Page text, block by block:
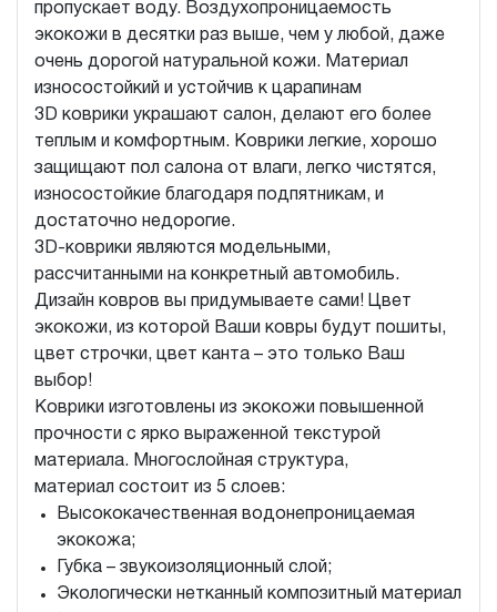
пропускает воду. Воздухопроницаемость
экокожи в десятки раз выше, чем у любой, даже
очень дорогой натуральной кожи. Материал
износостойкий и устойчив к царапинам
3D коврики украшают салон, делают его более
теплым и комфортным. Коврики легкие, хорошо
защищают пол салона от влаги, легко чистятся,
износостойкие благодаря подпятникам, и
достаточно недорогие.
3D-коврики являются модельными,
рассчитанными на конкретный автомобиль.
Дизайн ковров вы придумываете сами! Цвет
экокожи, из которой Ваши ковры будут пошиты,
цвет строчки, цвет канта – это только Ваш
выбор!
Коврики изготовлены из экокожи повышенной
прочности с ярко выраженной текстурой
материала. Многослойная структура,
материал состоит из 5 слоев:
Высококачественная водонепроницаемая
экокожа;
Губка – звукоизоляционный слой;
Экологически нетканный композитный материал